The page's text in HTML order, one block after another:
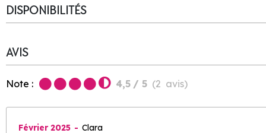
DISPONIBILITÉS
AVIS
Note : 4,5 / 5 (2 avis)
Février 2025
Clara